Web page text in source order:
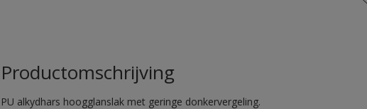
Productomschrijving
PU alkydhars hoogglanslak met geringe donkervergeling.